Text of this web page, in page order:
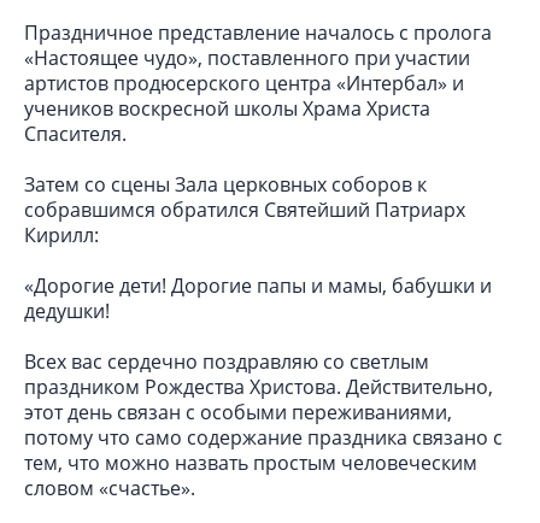
Праздничное представление началось с пролога
«Настоящее чудо», поставленного при участии
артистов продюсерского центра «Интербал» и
учеников воскресной школы Храма Христа
Спасителя.
Затем со сцены Зала церковных соборов к
собравшимся обратился Святейший Патриарх
Кирилл:
«Дорогие дети! Дорогие папы и мамы, бабушки и
дедушки!
Всех вас сердечно поздравляю со светлым
праздником Рождества Христова. Действительно,
этот день связан с особыми переживаниями,
потому что само содержание праздника связано с
тем, что можно назвать простым человеческим
словом «счастье».